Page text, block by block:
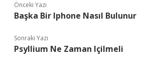
Önceki Yazı
Başka Bir Iphone Nasıl Bulunur
Sonraki Yazı
Psyllium Ne Zaman Içilmeli